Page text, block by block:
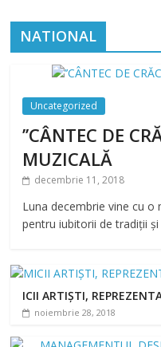
NATIONAL
Uncategorized
’’CÂNTEC DE
MUZICALĂ
decembrie 11, 2018
Luna decembrie vine cu o
pentru iubitorii de tradiții
ICII ARTIȘTI,
noiembrie 28, 2018